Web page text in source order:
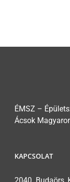
ÉMSZ –
Ácsok
KAPCSOLAT